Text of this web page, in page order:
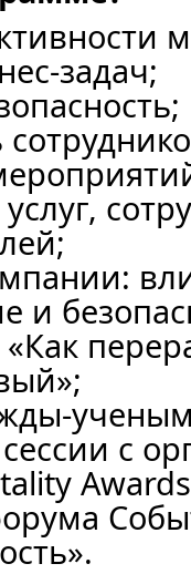
задач;
и
«Как
с